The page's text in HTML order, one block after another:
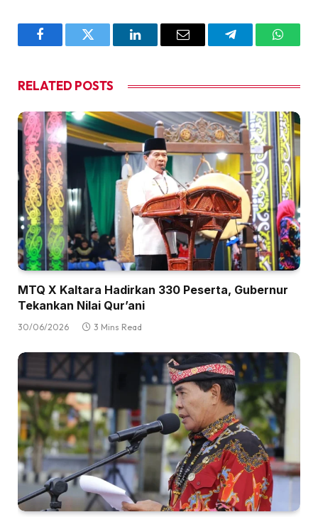
FacebookTwitter LinkedInEmail Telegram
RELATED POSTS
MTQ X Kaltara Hadirkan 330 Peserta, Gubernur
Tekankan Nilai Qur’ani
30/06/2026 3 Mins Read